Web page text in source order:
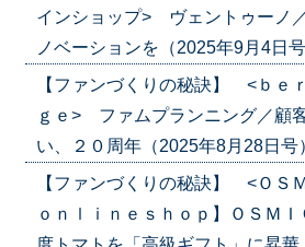
インショップ> ヴェントゥーノ
ノベーションを（2025年9月4日
【ファンづくりの秘訣】 <ｂｅ
ｇｅ> ファムプランニング／顧
い、２０周年（2025年8月28日号
【ファンづくりの秘訣】 <ＯＳ
ｏｎｌｉｎｅｓｈｏｐ】ＯＳＭ